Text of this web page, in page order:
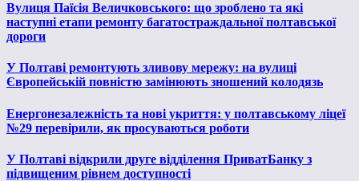
Вулиця Паїсія Величковського: що зроблено та які
наступні етапи ремонту багатостраждальної полтавської
дороги
У Полтаві ремонтують зливову мережу: на вулиці
Європейській повністю замінюють зношений колодязь
Енергонезалежність та нові укриття: у полтавському ліцеї
№29 перевірили, як просуваються роботи
У Полтаві відкрили друге відділення ПриватБанку з
підвищеним рівнем доступності